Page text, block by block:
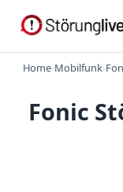
Home›Mobilfunk›
Fonic